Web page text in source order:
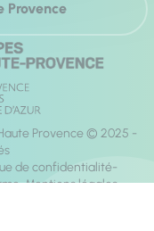
Provence
Provence © 2025 -
de confidentialité
Mentions légales